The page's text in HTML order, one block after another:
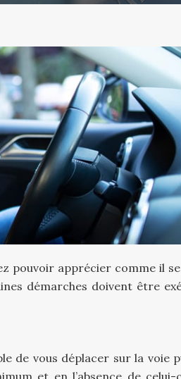
pouvoir apprécier comme il
démarches doivent être
de vous déplacer sur la voie